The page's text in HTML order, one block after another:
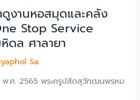
ดูงานหอสมุดและคลัง
Stop Service
ดล ศาลายา
Sa
.ศ. 2565 พระครูปลัดสุวัฑฒนพรหม